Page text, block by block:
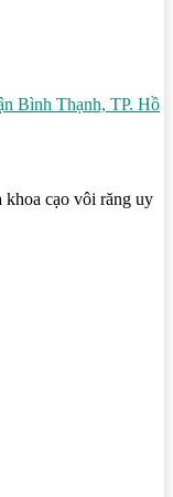
Bình Thạnh, TP. Hồ
cạo vôi răng uy